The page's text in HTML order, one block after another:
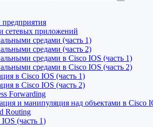
предприятия
сетевых приложений
средами (часть 1)
средами (часть 2)
средами в Cisco IOS (часть 1)
средами в Cisco IOS (часть 2)
в Cisco IOS (часть 1)
в Cisco IOS (часть 2)
Forwarding
и манипуляция над объектами в Cisco
Routing
(часть 1)